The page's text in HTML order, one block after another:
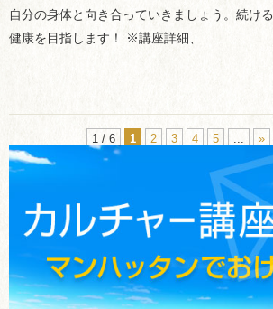
自分の身体と向き合っていきましょう。続け
健康を目指します！ ※講座詳細、...
1 / 6 1 2 3 4 5 ... »